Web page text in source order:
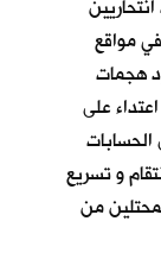
مواقع
هجمات
على
الحسابات
و تسريع
من